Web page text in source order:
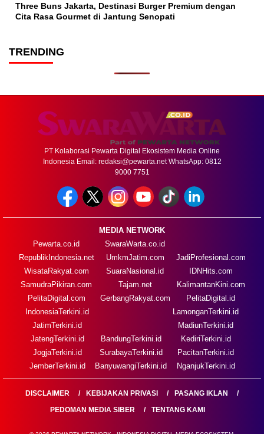
Three Buns Jakarta, Destinasi Burger Premium dengan
Cita Rasa Gourmet di Jantung Senopati
TRENDING
PT Kolaborasi Pewarta Digital Ekosistem Media Online
Indonesia Email: redaksi@pewarta.netWhatsApp: 0812
9000 7751
MEDIA NETWORK
Pewarta.co.id
RepublikIndonesia.net
WisataRakyat.com
SamudraPikiran.com
PelitaDigital.com
SwaraWarta.co.id
UmkmJatim.com
SuaraNasional.id
Tajam.net
GerbangRakyat.com
JadiProfesional.com
IDNHits.com
KalimantanKini.com
PelitaDigital.id
IndonesiaTerkini.id
JatimTerkini.id
JatengTerkini.id
JogjaTerkini.id
JemberTerkini.id
BandungTerkini.id
SurabayaTerkini.id
BanyuwangiTerkini.id
LamonganTerkini.id
MadiunTerkini.id
KediriTerkini.id
PacitanTerkini.id
NganjukTerkini.id
DISCLAIMER KEBIJAKAN PRIVASI
PASANG IKLAN
PEDOMAN MEDIA SIBER
TENTANG KAMI